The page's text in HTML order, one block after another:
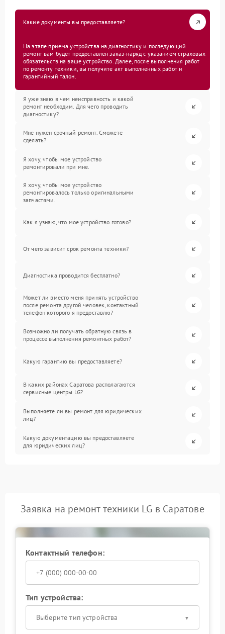
Какие документы вы предоставляете?
На этапе приема устройства на диагностику и последующий
ремонт вам будет предоставлен заказ-наряд с указанием страховых
обязательств на ваше устройство. Далее, после выполнения работ
по ремонту техники, вы получите акт выполненных работ и
гарантийный талон.
Я уже знаю в чем неисправность и какой
ремонт необходим. Для чего проводить
диагностику?
Мне нужен срочный ремонт. Сможете
сделать?
Я хочу, чтобы мое устройство
ремонтировали при мне.
Я хочу, чтобы мое устройство
ремонтировалось только оригинальными
запчастями.
Как я узнаю, что мое устройство готово?
От чего зависит срок ремонта техники?
Диагностика проводится бесплатно?
Может ли вместо меня принять устройство
после ремонта другой человек, контактный
телефон которого я предоставлю?
Возможно ли получать обратную связь в
процессе выполнения ремонтных работ?
Какую гарантию вы предоставляете?
В каких районах Саратова располагаются
сервисные центры LG?
Выполняете ли вы ремонт для юридических
лиц?
Какую документацию вы предоставляете
для юридических лиц?
Заявка на ремонт техники LG в Саратове
Контактный телефон:
Тип устройства:
Выберите тип устройства